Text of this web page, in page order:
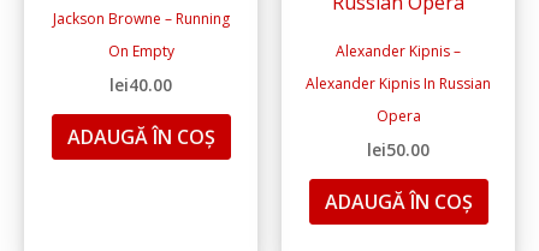
Jackson Browne – Running
On Empty
lei40.00
ADAUGĂ ÎN COȘ
Alexander Kipnis ‎–
Alexander Kipnis In Russian
Opera
lei50.00
ADAUGĂ ÎN COȘ